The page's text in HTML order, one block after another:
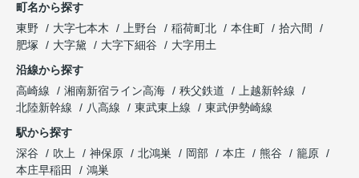
町名から探す
東野
大字七本木 上野台 稲荷町北 本住町
拾六間
肥塚
大字黛 大字下細谷
大字用土
沿線から探す
高崎線
湘南新宿ライン高海 秩父鉄道
上越新幹線
北陸新幹線
八高線 東武東上線
東武伊勢崎線
駅から探す
深谷
吹上 神保原 北鴻巣 岡部 本庄 熊谷
籠原
本庄早稲田
鴻巣